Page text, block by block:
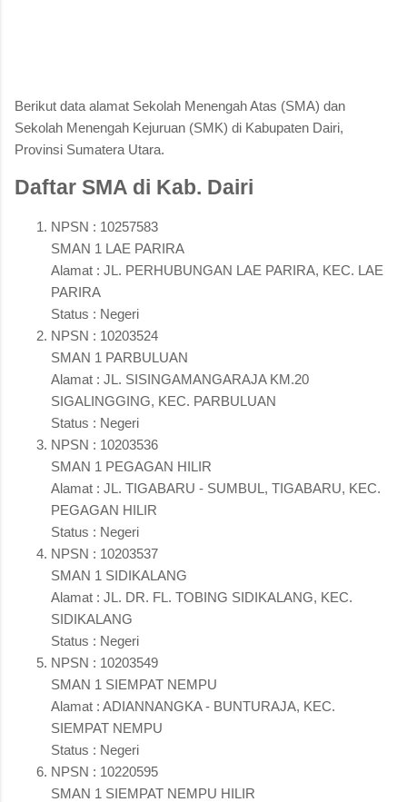
Berikut data alamat Sekolah Menengah Atas (SMA) dan
Sekolah Menengah Kejuruan (SMK) di Kabupaten Dairi,
Provinsi Sumatera Utara.
Daftar SMA di Kab. Dairi
NPSN : 10257583
SMAN 1 LAE PARIRA
Alamat : JL. PERHUBUNGAN LAE PARIRA, KEC. LAE
PARIRA
Status : Negeri
NPSN : 10203524
SMAN 1 PARBULUAN
Alamat : JL. SISINGAMANGARAJA KM.20
SIGALINGGING, KEC. PARBULUAN
Status : Negeri
NPSN : 10203536
SMAN 1 PEGAGAN HILIR
Alamat : JL. TIGABARU - SUMBUL, TIGABARU, KEC.
PEGAGAN HILIR
Status : Negeri
NPSN : 10203537
SMAN 1 SIDIKALANG
Alamat : JL. DR. FL. TOBING SIDIKALANG, KEC.
SIDIKALANG
Status : Negeri
NPSN : 10203549
SMAN 1 SIEMPAT NEMPU
Alamat : ADIANNANGKA - BUNTURAJA, KEC.
SIEMPAT NEMPU
Status : Negeri
NPSN : 10220595
SMAN 1 SIEMPAT NEMPU HILIR